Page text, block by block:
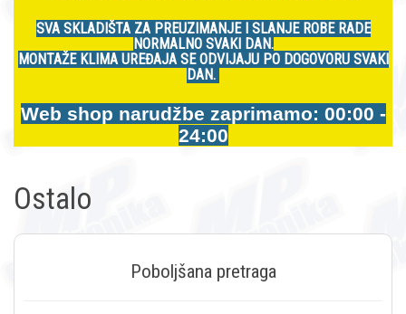
SVA SKLADIŠTA ZA PREUZIMANJE I SLANJE ROBE RADE
NORMALNO SVAKI DAN.
MONTAŽE KLIMA UREĐAJA SE ODVIJAJU PO DOGOVORU SVAKI
DAN.
Web shop narudžbe zaprimamo: 00:00 -
24:00
Ostalo
Poboljšana pretraga